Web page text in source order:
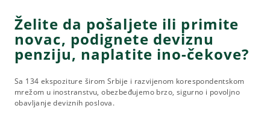
Želite da pošaljete ili primite
novac, podignete deviznu
penziju, naplatite ino-čekove?
Sa 134 ekspoziture širom Srbije i razvijenom korespondentskom
mrežom u inostranstvu, obezbeđujemo brzo, sigurno i povoljno
obavljanje deviznih poslova.